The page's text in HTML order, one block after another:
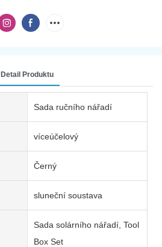
Detail Produktu
Sada ručního nářadí
víceúčelový
Černý
sluneční soustava
Sada solárního nářadí, Tool
Box Set